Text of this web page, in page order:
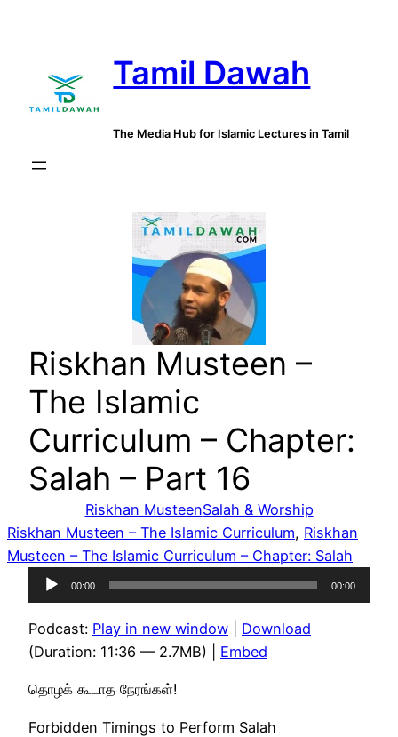
Tamil Dawah
The Media Hub for Islamic Lectures in Tamil
Riskhan Musteen –
The Islamic
Curriculum – Chapter:
Salah – Part 16
Riskhan MusteenSalah & Worship
Riskhan Musteen – The Islamic Curriculum, Riskhan
Musteen – The Islamic Curriculum – Chapter: Salah
Audio
Player
00:00 00:00
Podcast: Play in new window
Download
(Duration: 11:36 — 2.7MB) | Embed
தொழக் கூடாத நேரங்கள்!
Forbidden Timings to Perform Salah